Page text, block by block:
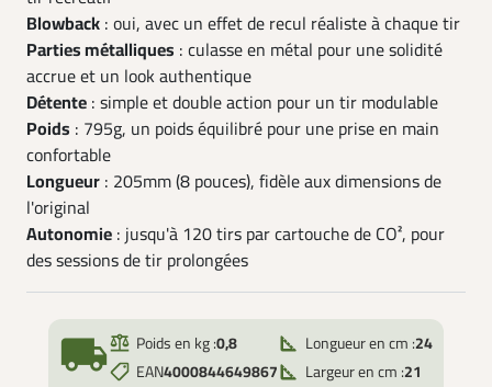
Blowback : oui, avec un effet de recul réaliste à chaque tir
Parties métalliques : culasse en métal pour une solidité
accrue et un look authentique
Détente : simple et double action pour un tir modulable
Poids : 795g, un poids équilibré pour une prise en main
confortable
Longueur : 205mm (8 pouces), fidèle aux dimensions de
l'original
Autonomie : jusqu'à 120 tirs par cartouche de CO², pour
des sessions de tir prolongées
local_shipping Poids en kg :0,8
EAN4000844649867
Longueur en cm :24
Largeur en cm :21